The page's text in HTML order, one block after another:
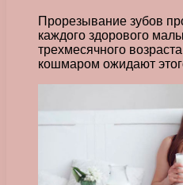
Прорезывание зубов
каждого здорового
трехмесячного
кошмаром ожидают